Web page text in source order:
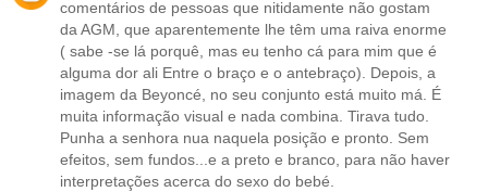
comentários de pessoas que nitidamente não gostam
da AGM, que aparentemente lhe têm uma raiva enorme
( sabe -se lá porquê, mas eu tenho cá para mim que é
alguma dor ali Entre o braço e o antebraço). Depois, a
imagem da Beyoncé, no seu conjunto está muito má. É
muita informação visual e nada combina. Tirava tudo.
Punha a senhora nua naquela posição e pronto. Sem
efeitos, sem fundos...e a preto e branco, para não haver
interpretações acerca do sexo do bebé.